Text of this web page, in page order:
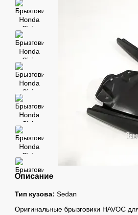
Описание
Тип кузова: Sedan
Оригинальные брызговики HAVOC